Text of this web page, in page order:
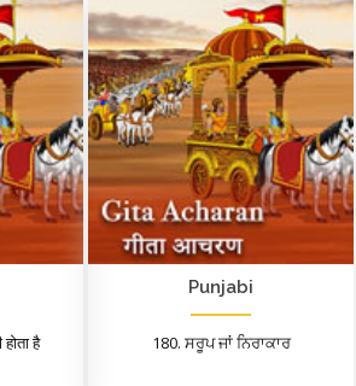
है
Punjabi
180. ਸਰੂਪ ਜਾਂ ਨਿਰਾਕਾਰ